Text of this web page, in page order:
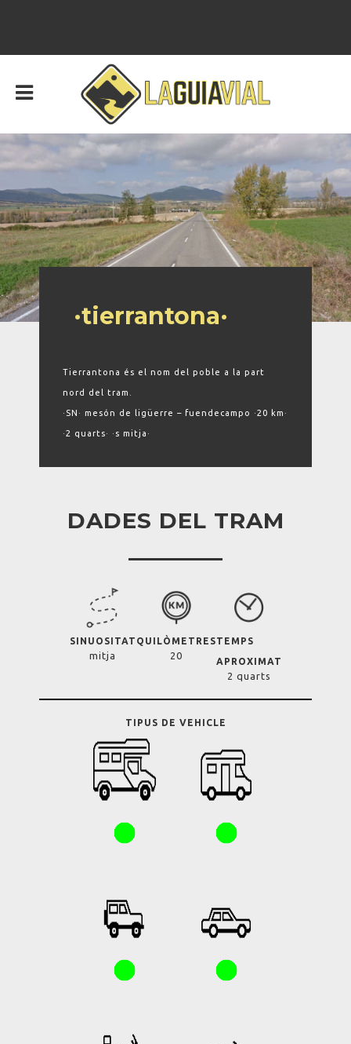
·tierrantona·
Tierrantona és el nom del poble a la part
nord del tram.
·SN· mesón de ligüerre – fuendecampo ·20 km·
·2 quarts· ·s mitja·
DADES DEL TRAM
SINUOSITAT
mitja
QUILÒMETRES
20
TEMPS
APROXIMAT
2 quarts
TIPUS DE VEHICLE